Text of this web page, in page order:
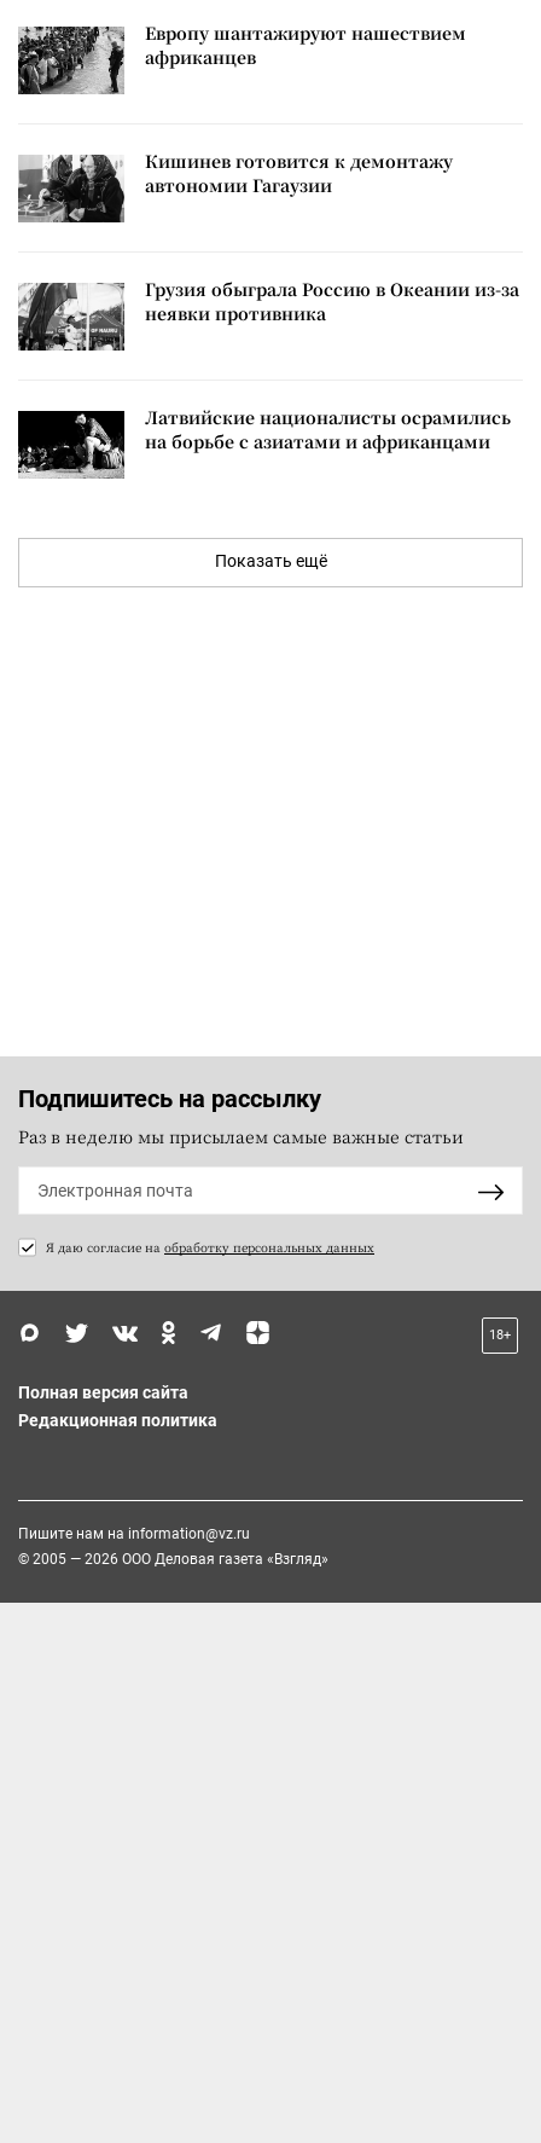
Европу шантажируют нашествием
африканцев
Кишинев готовится к демонтажу
автономии Гагаузии
Грузия обыграла Россию в Океании из-за
неявки противника
Латвийские националисты осрамились
на борьбе с азиатами и африканцами
Показать ещё
Подпишитесь на рассылку
Раз в неделю мы присылаем самые важные статьи
Я даю согласие на обработку персональных данных
18+
Полная версия сайта
Редакционная политика
Пишите нам на information@vz.ru
© 2005 — 2026 ООО Деловая газета «Взгляд»